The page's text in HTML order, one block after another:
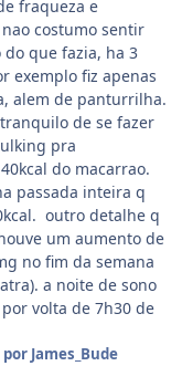
fraqueza e
costumo sentir
que fazia, ha 3
exemplo fiz apenas
alem de panturrilha.
de se fazer
pra
do macarrao.
passada inteira q
outro detalhe q
um aumento de
no fim da semana
a noite de sono
volta de 7h30 de
por James_Bude